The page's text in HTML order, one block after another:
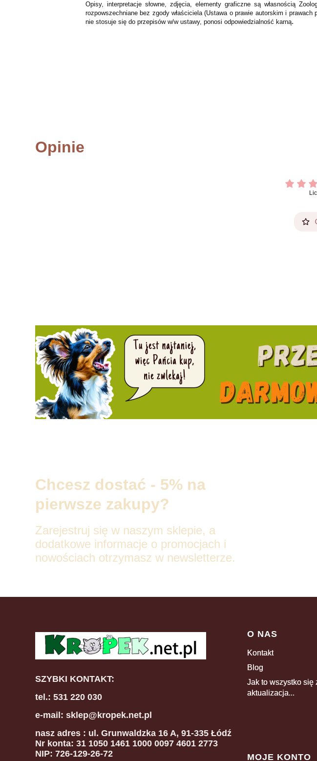
Opisy, interpretacje słowne, zdjęcia, elementy graficzne są własnością
rozpowszechniane bez zgody właściciela (Ustawa o prawie autorskim i
nie stosuje się do przepisów w/w ustawy, ponosi odpowiedzialność karną.
Opinie
Chcesz dostać - 5% na
pierwsze zakupy?
Zarejestruj się w naszym sklepie, a
dodatkowe informacje o promocjach i
nowościach otrzymasz w newsletterze.
SZYBKI KONTAKT:
tel.: 531 220 030
e-mail: sklep@kropek.net.pl
nasz adres : ul. Grunwaldzka 16 A, 91-335 Łódź
Nr konta: 31 1050 1461 1000 0097 4601 2773
NIP: 726-129-26-72
Linki w stopce
O NAS
Kontakt
Blog
Jak to wszystko się
aktualizacja...
MOJE KONTO